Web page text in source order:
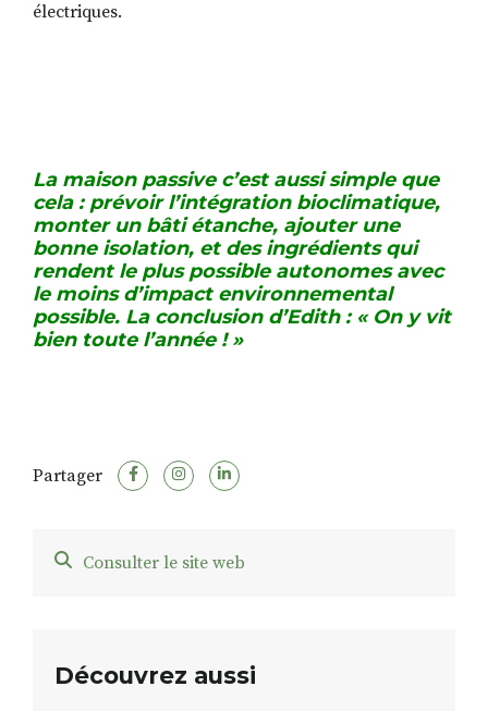
électriques.
La maison passive c’est aussi simple que
cela : prévoir l’intégration bioclimatique,
monter un bâti étanche, ajouter une
bonne isolation, et des ingrédients qui
rendent le plus possible autonomes avec
le moins d’impact environnemental
possible. La conclusion d’Edith : « On y vit
bien toute l’année ! »
Partager
Consulter le site web
Découvrez aussi